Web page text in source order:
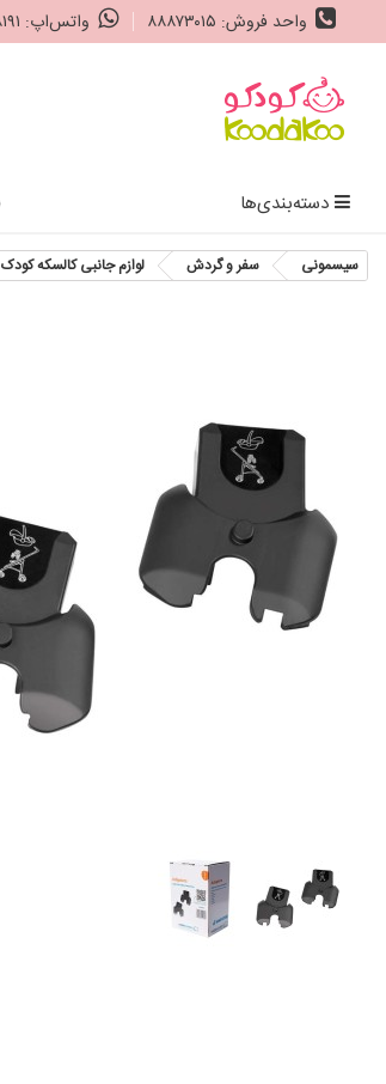
واحد فروش: ۸۸۸۷۳۰۱۵ واتس‌اپ: ۰۹۹۰۵۳۸۸۱۹۱
دسته‌بندی‌ها
سیسمونی سفر و گردش لوازم جانبی کالسکه کودک